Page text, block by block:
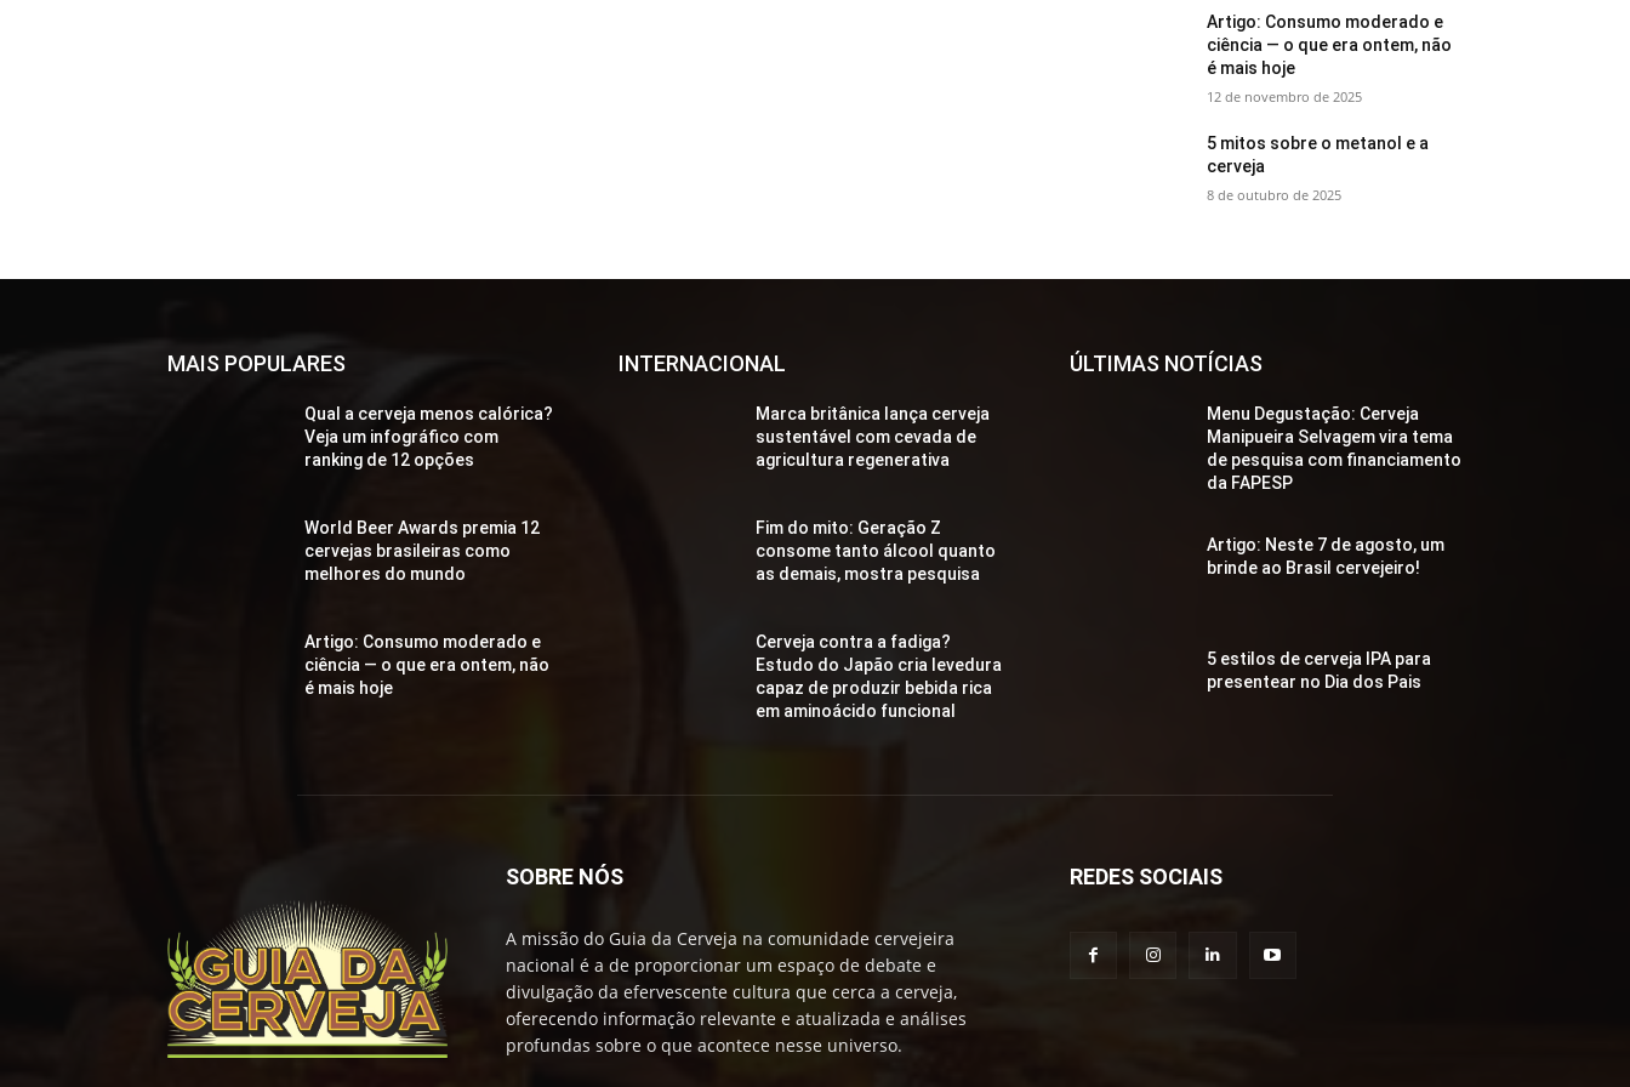
Artigo: Consumo moderado e
ciência — o que era ontem, não
é mais hoje
12 de novembro de 2025
5 mitos sobre o metanol e a
cerveja
8 de outubro de 2025
MAIS POPULARES
Qual a cerveja menos calórica?
Veja um infográfico com
ranking de 12 opções
World Beer Awards premia 12
cervejas brasileiras como
melhores do mundo
Artigo: Consumo moderado e
ciência — o que era ontem, não
é mais hoje
INTERNACIONAL
Marca britânica lança cerveja
sustentável com cevada de
agricultura regenerativa
Fim do mito: Geração Z
consome tanto álcool quanto
as demais, mostra pesquisa
Cerveja contra a fadiga?
Estudo do Japão cria levedura
capaz de produzir bebida rica
em aminoácido funcional
ÚLTIMAS NOTÍCIAS
Menu Degustação: Cerveja
Manipueira Selvagem vira tema
de pesquisa com financiamento
da FAPESP
Artigo: Neste 7 de agosto, um
brinde ao Brasil cervejeiro!
5 estilos de cerveja IPA para
presentear no Dia dos Pais
SOBRE NÓS
A missão do Guia da Cerveja na comunidade cervejeira
nacional é a de proporcionar um espaço de debate e
divulgação da efervescente cultura que cerca a cerveja,
oferecendo informação relevante e atualizada e análises
profundas sobre o que acontece nesse universo.
REDES SOCIAIS